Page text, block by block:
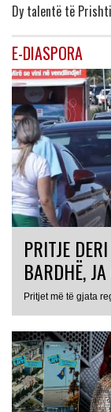
Dy talentë të
E-DIASPORA
PRITJE
BARDHË,
Pritjet më të gjata